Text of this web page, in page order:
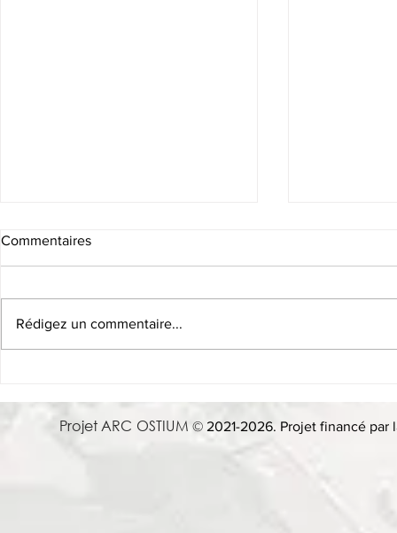
Archaeology and AI to Play As
the Romans Did
Commentaires
Rédigez un commentaire...
Projet ARC OSTIUM © 2021-2026. Projet financé par